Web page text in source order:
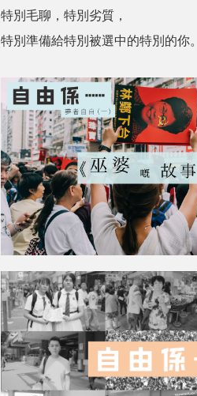
特別毛聊，特別劣質，
特別準備給特別被選中的特別的你。